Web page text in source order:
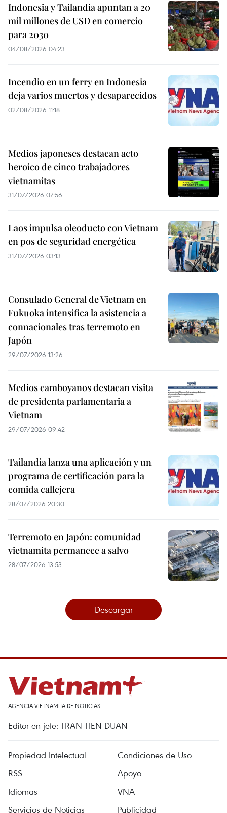
Indonesia y Tailandia apuntan a 20
mil millones de USD en comercio
para 2030
04/08/2026 04:23
Incendio en un ferry en Indonesia
deja varios muertos y desaparecidos
02/08/2026 11:18
Medios japoneses destacan acto
heroico de cinco trabajadores
vietnamitas
31/07/2026 07:56
Laos impulsa oleoducto con Vietnam
en pos de seguridad energética
31/07/2026 03:13
Consulado General de Vietnam en
Fukuoka intensifica la asistencia a
connacionales tras terremoto en
Japón
29/07/2026 13:26
Medios camboyanos destacan visita
de presidenta parlamentaria a
Vietnam
29/07/2026 09:42
Tailandia lanza una aplicación y un
programa de certificación para la
comida callejera
28/07/2026 20:30
Terremoto en Japón: comunidad
vietnamita permanece a salvo
28/07/2026 13:53
Descargar
AGENCIA VIETNAMITA DE NOTICIAS
Editor en jefe: TRAN TIEN DUAN
Propiedad Intelectual
Condiciones de Uso
RSS
Apoyo
Idiomas
VNA
Servicios de Noticias
Publicidad